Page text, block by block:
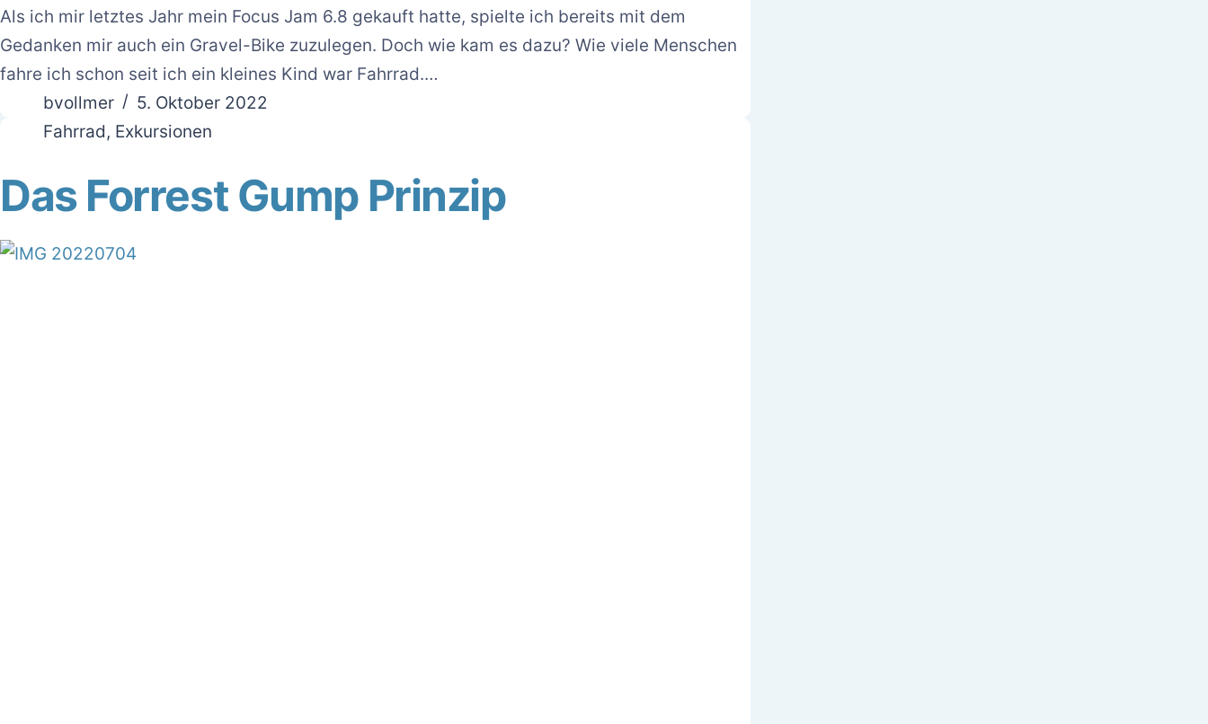
Als ich mir letztes Jahr mein Focus Jam 6.8 gekauft hatte, spielte ich bereits mit dem
Gedanken mir auch ein Gravel-Bike zuzulegen. Doch wie kam es dazu? Wie viele Menschen
fahre ich schon seit ich ein kleines Kind war Fahrrad.…
bvollmer
5. Oktober 2022
Fahrrad, Exkursionen
Das Forrest Gump Prinzip